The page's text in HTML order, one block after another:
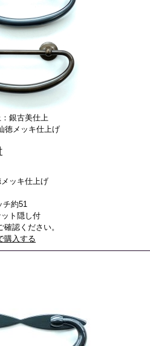
：銀古美仕上
徳メッキ仕上げ
ッキ仕上げ
約51
ト隠し付
認ください。
購入する